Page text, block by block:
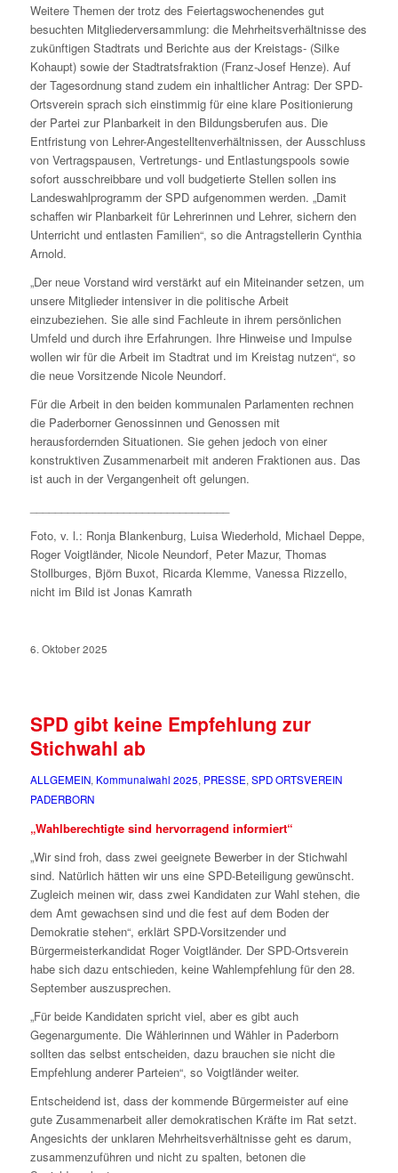
Weitere Themen der trotz des Feiertagswochenendes gut
besuchten Mitgliederversammlung: die Mehrheitsverhältnisse des
zukünftigen Stadtrats und Berichte aus der Kreistags- (Silke
Kohaupt) sowie der Stadtratsfraktion (Franz-Josef Henze). Auf
der Tagesordnung stand zudem ein inhaltlicher Antrag: Der SPD-
Ortsverein sprach sich einstimmig für eine klare Positionierung
der Partei zur Planbarkeit in den Bildungsberufen aus. Die
Entfristung von Lehrer-Angestelltenverhältnissen, der Ausschluss
von Vertragspausen, Vertretungs- und Entlastungspools sowie
sofort ausschreibbare und voll budgetierte Stellen sollen ins
Landeswahlprogramm der SPD aufgenommen werden. „Damit
schaffen wir Planbarkeit für Lehrerinnen und Lehrer, sichern den
Unterricht und entlasten Familien“, so die Antragstellerin Cynthia
Arnold.
„Der neue Vorstand wird verstärkt auf ein Miteinander setzen, um
unsere Mitglieder intensiver in die politische Arbeit
einzubeziehen. Sie alle sind Fachleute in ihrem persönlichen
Umfeld und durch ihre Erfahrungen. Ihre Hinweise und Impulse
wollen wir für die Arbeit im Stadtrat und im Kreistag nutzen“, so
die neue Vorsitzende Nicole Neundorf.
Für die Arbeit in den beiden kommunalen Parlamenten rechnen
die Paderborner Genossinnen und Genossen mit
herausfordernden Situationen. Sie gehen jedoch von einer
konstruktiven Zusammenarbeit mit anderen Fraktionen aus. Das
ist auch in der Vergangenheit oft gelungen.
Foto, v. l.: Ronja Blankenburg, Luisa Wiederhold, Michael Deppe,
Roger Voigtländer, Nicole Neundorf, Peter Mazur, Thomas
Stollburges, Björn Buxot, Ricarda Klemme, Vanessa Rizzello,
nicht im Bild ist Jonas Kamrath
6. Oktober 2025
SPD gibt keine Empfehlung zur
Stichwahl ab
ALLGEMEIN, Kommunalwahl 2025, PRESSE, SPD ORTSVEREIN
PADERBORN
„Wahlberechtigte sind hervorragend informiert“
„Wir sind froh, dass zwei geeignete Bewerber in der Stichwahl
sind. Natürlich hätten wir uns eine SPD-Beteiligung gewünscht.
Zugleich meinen wir, dass zwei Kandidaten zur Wahl stehen, die
dem Amt gewachsen sind und die fest auf dem Boden der
Demokratie stehen“, erklärt SPD-Vorsitzender und
Bürgermeisterkandidat Roger Voigtländer. Der SPD-Ortsverein
habe sich dazu entschieden, keine Wahlempfehlung für den 28.
September auszusprechen.
„Für beide Kandidaten spricht viel, aber es gibt auch
Gegenargumente. Die Wählerinnen und Wähler in Paderborn
sollten das selbst entscheiden, dazu brauchen sie nicht die
Empfehlung anderer Parteien“, so Voigtländer weiter.
Entscheidend ist, dass der kommende Bürgermeister auf eine
gute Zusammenarbeit aller demokratischen Kräfte im Rat setzt.
Angesichts der unklaren Mehrheitsverhältnisse geht es darum,
zusammenzuführen und nicht zu spalten, betonen die